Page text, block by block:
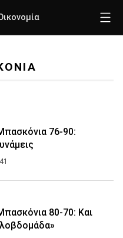
76-90:
80-70: Και